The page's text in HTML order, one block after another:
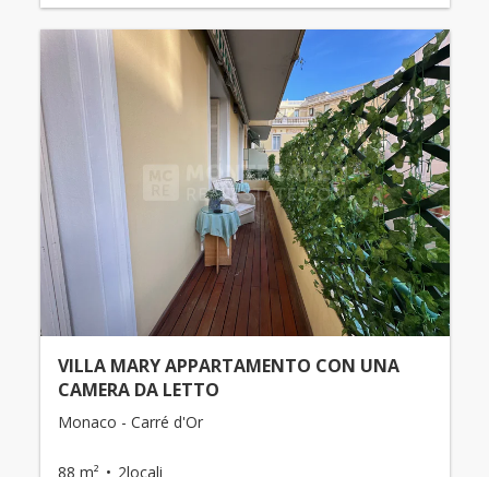
VILLA MARY APPARTAMENTO CON UNA
CAMERA DA LETTO
Monaco - Carré d'Or
88 m² 2locali